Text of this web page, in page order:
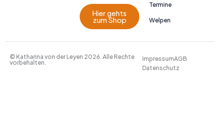
Hier gehts
zum Shop
Termine
Welpen
© Katharina von der Leyen 2026. Alle Rechte
vorbehalten.
ImpressumAGB
Datenschutz